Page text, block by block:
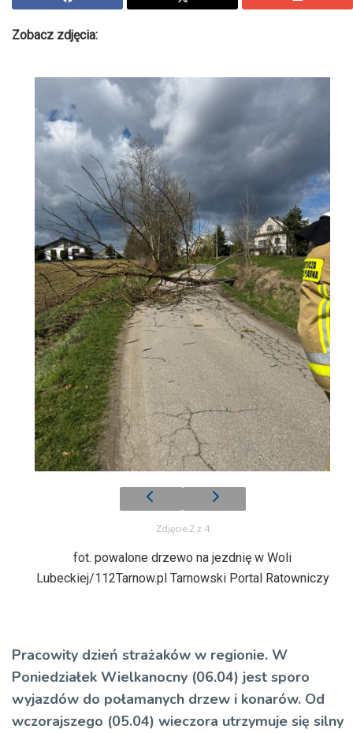
Zobacz zdjęcia:
Zdjęcie 2 z 4
fot. powalone drzewo na jezdnię w Woli
Lubeckiej/112Tarnow.pl Tarnowski Portal Ratowniczy
Pracowity dzień strażaków w regionie. W
Poniedziałek Wielkanocny (06.04) jest sporo
wyjazdów do połamanych drzew i konarów. Od
wczorajszego (05.04) wieczora utrzymuje się silny